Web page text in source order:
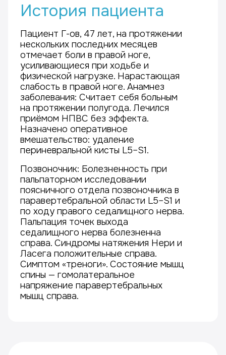
История пациента
Пациент Г-ов, 47 лет, на протяжении
нескольких последних месяцев
отмечает боли в правой ноге,
усиливающиеся при ходьбе и
физической нагрузке. Нарастающая
слабость в правой ноге. Анамнез
заболевания: Считает себя больным
на протяжении полугода. Лечился
приёмом НПВС без эффекта.
Назначено оперативное
вмешательство: удаление
периневральной кисты L5–S1.
Позвоночник: Болезненность при
пальпаторном исследовании
поясничного отдела позвоночника в
паравертебральной области L5–S1 и
по ходу правого седалищного нерва.
Пальпация точек выхода
седалищного нерва болезненна
справа. Синдромы натяжения Нери и
Ласега положительные справа.
Симптом «треноги». Состояние мышц
спины — гомолатеральное
напряжение паравертебральных
мышц справа.